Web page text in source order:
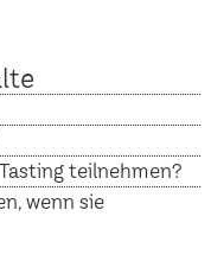
teilnehmen?
wenn sie